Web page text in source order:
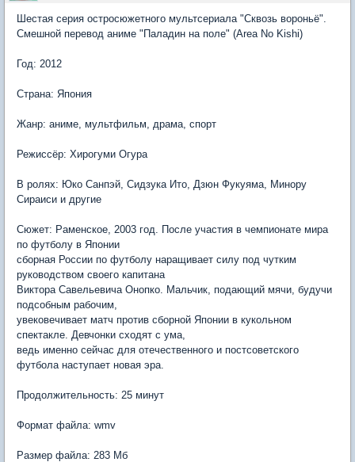
Шестая серия остросюжетного мультсериала "Сквозь вороньё".
Смешной перевод аниме "Паладин на поле" (Area No Kishi)
Год: 2012
Страна: Япония
Жанр: аниме, мультфильм, драма, спорт
Режиссёр: Хирогуми Огура
В ролях: Юко Санпэй, Сидзука Ито, Дзюн Фукуяма, Минору
Сираиси и другие
Сюжет: Раменское, 2003 год. После участия в чемпионате мира
по футболу в Японии
сборная России по футболу наращивает силу под чутким
руководством своего капитана
Виктора Савельевича Онопко. Мальчик, подающий мячи, будучи
подсобным рабочим,
увековечивает матч против сборной Японии в кукольном
спектакле. Девчонки сходят с ума,
ведь именно сейчас для отечественного и постсоветского
футбола наступает новая эра.
Продолжительность: 25 минут
Формат файла: wmv
Размер файла: 283 Мб